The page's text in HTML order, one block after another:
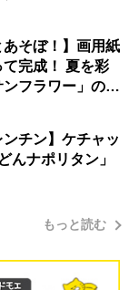
あそぼ！】画用紙
完成！ 夏を彩
フラワー」の作
ンチン】ケチャッ
んナポリタン」
もっと読む